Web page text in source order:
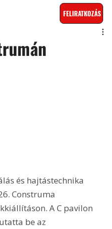
FELIRATKOZÁS
és hajtástechnika
Construma
A C pavilon
be az